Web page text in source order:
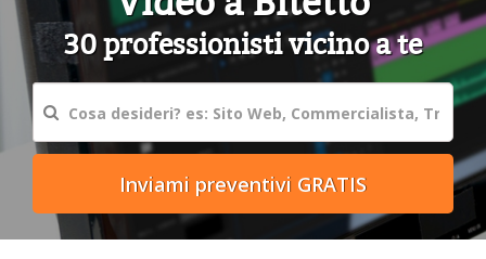
30 professionisti vicino a te